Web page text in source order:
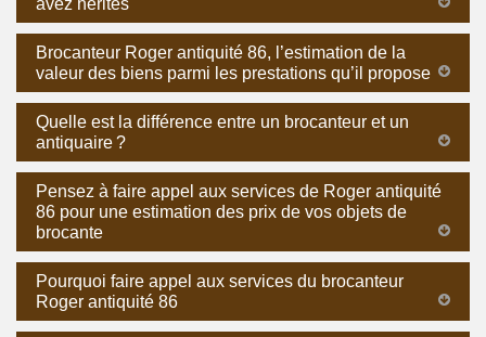
Brocanteur Roger antiquité 86, l’estimation de la
valeur des biens parmi les prestations qu’il propose
Quelle est la différence entre un brocanteur et un
antiquaire ?
Pensez à faire appel aux services de Roger antiquité
86 pour une estimation des prix de vos objets de
brocante
Pourquoi faire appel aux services du brocanteur
Roger antiquité 86